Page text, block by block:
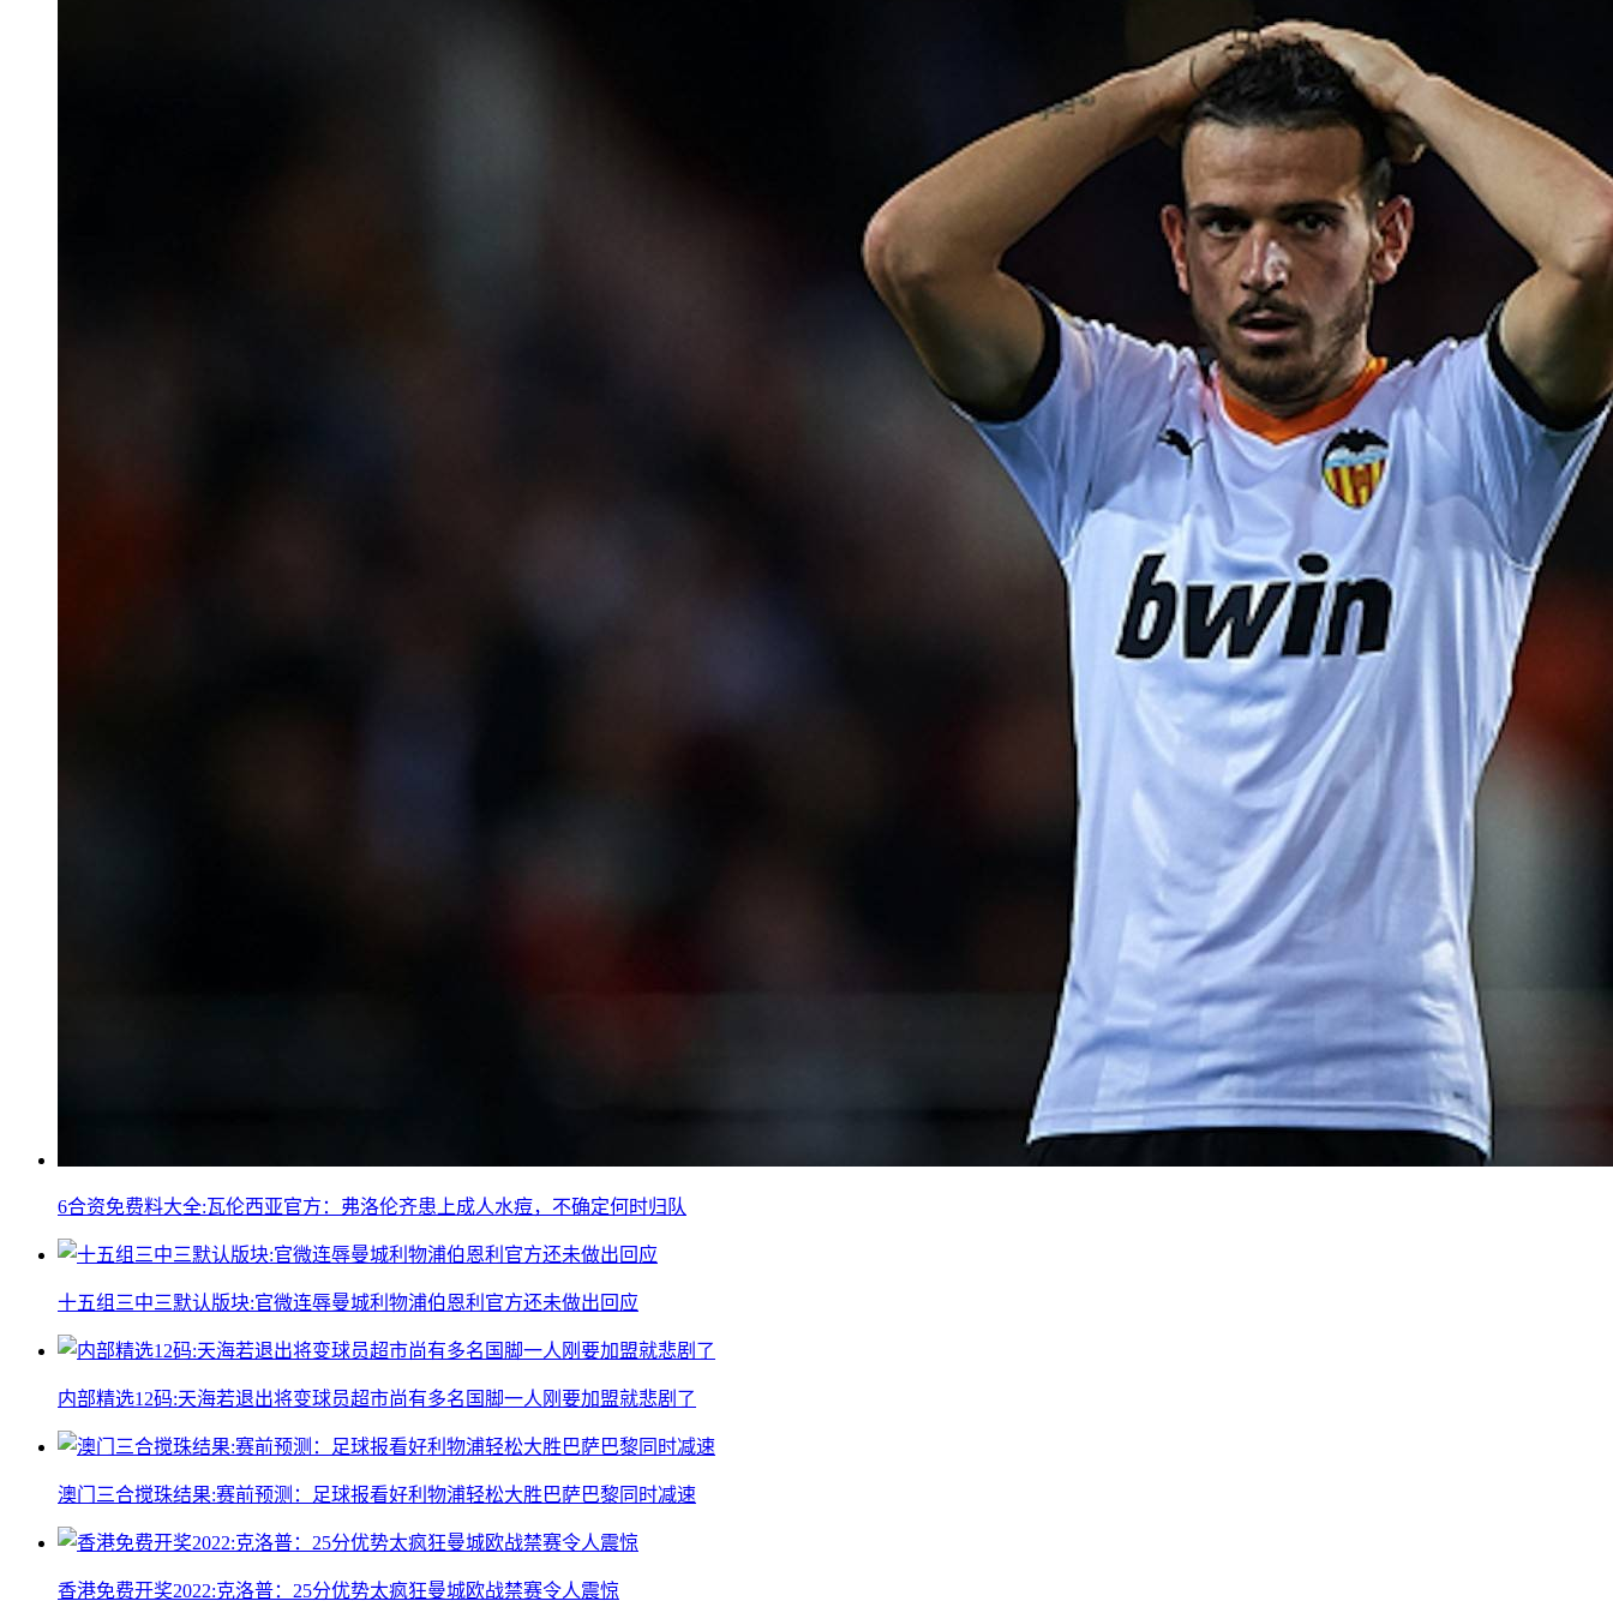
6合资免费料大全:瓦伦西亚官方：弗洛伦齐患上成人水痘，不确定何时归队
十五组三中三默认版块:官微连辱曼城利物浦伯恩利官方还未做出回应
内部精选12码:天海若退出将变球员超市尚有多名国脚一人刚要加盟就悲剧了
澳门三合搅珠结果:赛前预测：足球报看好利物浦轻松大胜巴萨巴黎同时减速
香港免费开奖2022:克洛普：25分优势太疯狂曼城欧战禁赛令人震惊